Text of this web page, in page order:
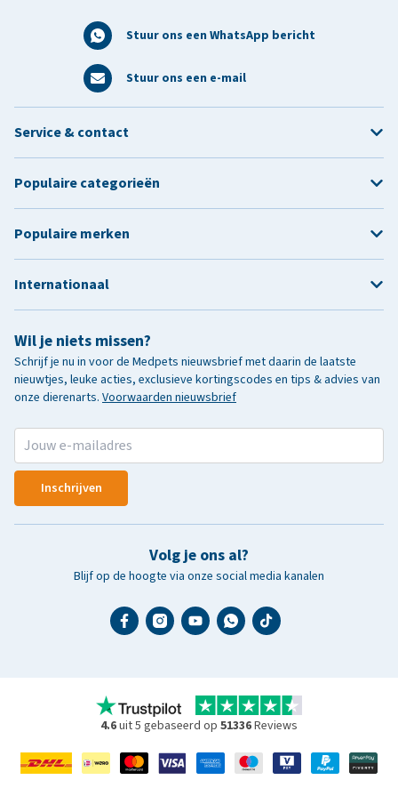
Stuur ons een WhatsApp bericht
Stuur ons een e-mail
Wil je niets missen?
Schrijf je nu in voor de Medpets nieuwsbrief met daarin de laatste
nieuwtjes, leuke acties, exclusieve kortingscodes en tips & advies van
onze dierenarts. Voorwaarden nieuwsbrief
Inschrijven
Volg je ons al?
Blijf op de hoogte via onze social media kanalen
Service & contact
Populaire categorieën
Populaire merken
Internationaal
4.6uit 5 gebaseerd op 51336Reviews